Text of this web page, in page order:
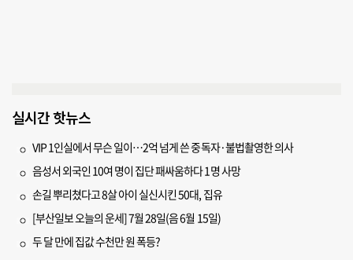
실시간 핫뉴스
VIP 1인실에서 무슨 일이…2억 넘게 쓴 중독자·불법촬영한 의사
음성서 외국인 10여 명이 집단 패싸움하다 1명 사망
손길 뿌리쳤다고 8살 아이 실신시킨 50대, 집유
[부산일보 오늘의 운세] 7월 28일(음 6월 15일)
두 달 만에 집값 수천만 원 폭등?